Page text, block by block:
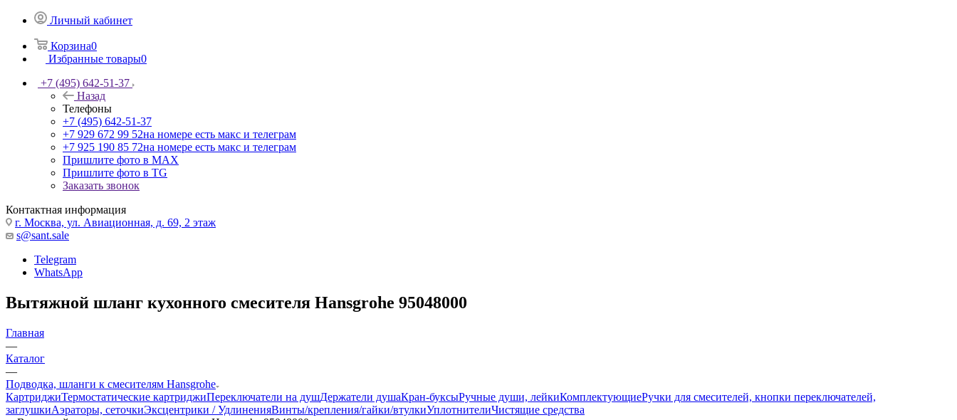
Личный кабинет
Корзина0
Избранные товары0
+7 (495) 642-51-37
Назад
Телефоны
+7 (495) 642-51-37
+7 929 672 99 52на номере есть макс и телеграм
+7 925 190 85 72на номере есть макс и телеграм
Пришлите фото в MAX
Пришлите фото в TG
Заказать звонок
Контактная информация
г. Москва, ул. Авиационная, д. 69, 2 этаж
s@sant.sale
Telegram
WhatsApp
Вытяжной шланг кухонного смесителя Hansgrohe 95048000
Главная
—
Каталог
—
Подводка, шланги к смесителям Hansgrohe
КартриджиТермостатические картриджиПереключатели на душДержатели душаКран-буксыРучные души, лейкиКомплектующиеРучки для смесителей, кнопки переключателей,
заглушкиАэраторы, сеточкиЭксцентрики / УдлиненияВинты/крепления/гайки/втулкиУплотнителиЧистящие средства